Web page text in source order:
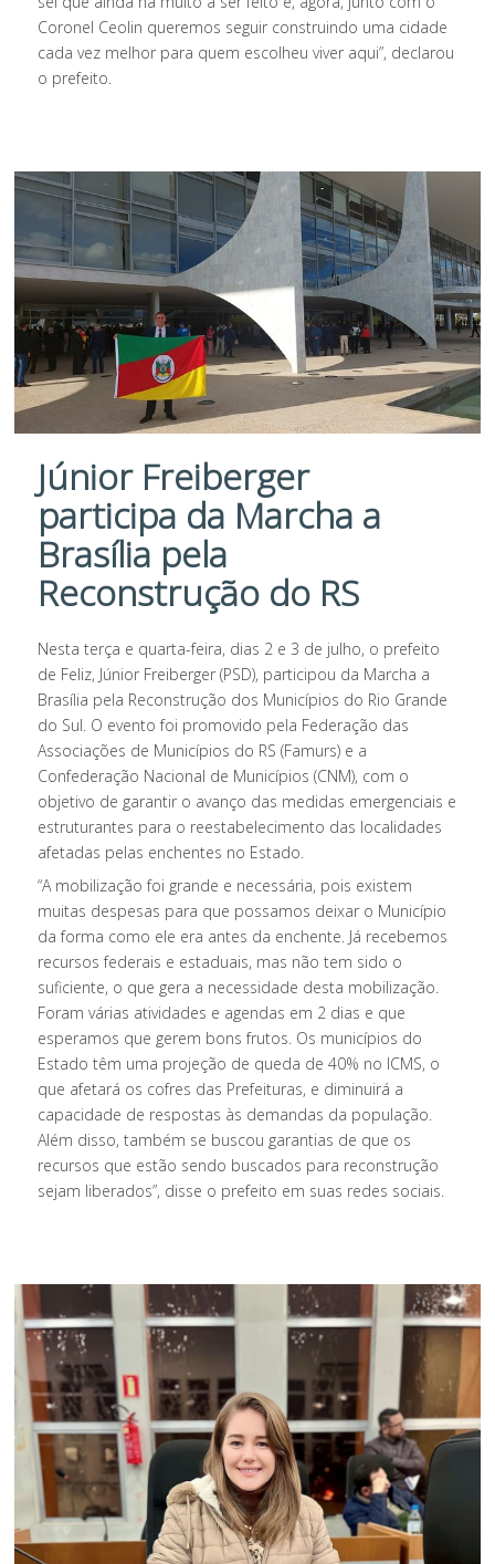
Coronel Ceolin queremos seguir construindo uma cidade
cada vez melhor para quem escolheu viver aqui”, declarou
o prefeito.
Júnior Freiberger
participa da Marcha a
Brasília pela
Reconstrução do RS
Nesta terça e quarta-feira, dias 2 e 3 de julho, o prefeito
de Feliz, Júnior Freiberger (PSD), participou da Marcha a
Brasília pela Reconstrução dos Municípios do Rio Grande
do Sul. O evento foi promovido pela Federação das
Associações de Municípios do RS (Famurs) e a
Confederação Nacional de Municípios (CNM), com o
objetivo de garantir o avanço das medidas emergenciais e
estruturantes para o reestabelecimento das localidades
afetadas pelas enchentes no Estado.
“A mobilização foi grande e necessária, pois existem
muitas despesas para que possamos deixar o Município
da forma como ele era antes da enchente. Já recebemos
recursos federais e estaduais, mas não tem sido o
suficiente, o que gera a necessidade desta mobilização.
Foram várias atividades e agendas em 2 dias e que
esperamos que gerem bons frutos. Os municípios do
Estado têm uma projeção de queda de 40% no ICMS, o
que afetará os cofres das Prefeituras, e diminuirá a
capacidade de respostas às demandas da população.
Além disso, também se buscou garantias de que os
recursos que estão sendo buscados para reconstrução
sejam liberados”, disse o prefeito em suas redes sociais.